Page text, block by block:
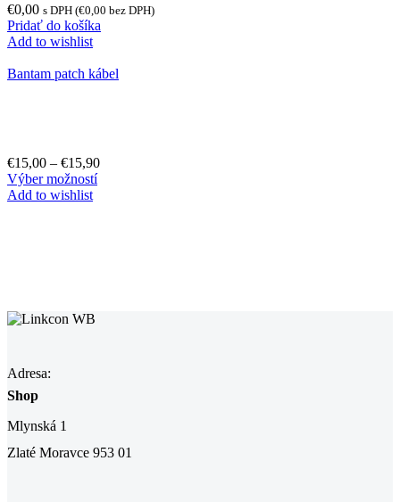
€0,00 s DPH (€0,00 bez DPH)
Pridať do košíka
Add to wishlist
Bantam patch kábel
€15,00 – €15,90
Výber možností
Add to wishlist
Adresa:
Shop
Mlynská 1
Zlaté Moravce 953 01